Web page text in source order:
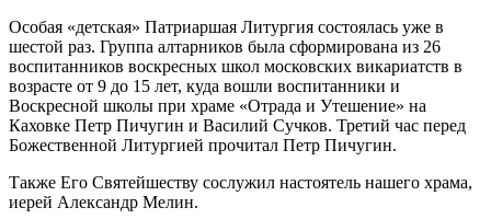
Особая «детская» Патриаршая Литургия состоялась уже в
шестой раз. Группа алтарников была сформирована из 26
воспитанников воскресных школ московских викариатств в
возрасте от 9 до 15 лет, куда вошли воспитанники и
Воскресной школы при храме «Отрада и Утешение» на
Каховке Петр Пичугин и Василий Сучков. Третий час перед
Божественной Литургией прочитал Петр Пичугин.
Также Его Святейшеству сослужил настоятель нашего храма,
иерей Александр Мелин.